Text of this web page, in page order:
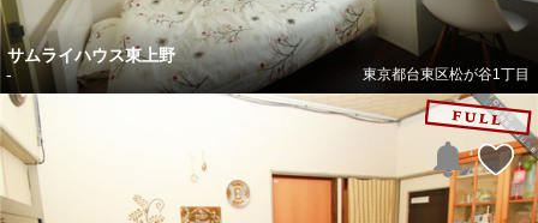
サムライハウス東上野
東京都台東区松が谷1丁目
-